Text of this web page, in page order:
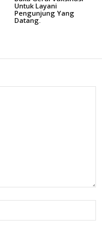
Untuk Layani
Pengunjung Yang
Datang.